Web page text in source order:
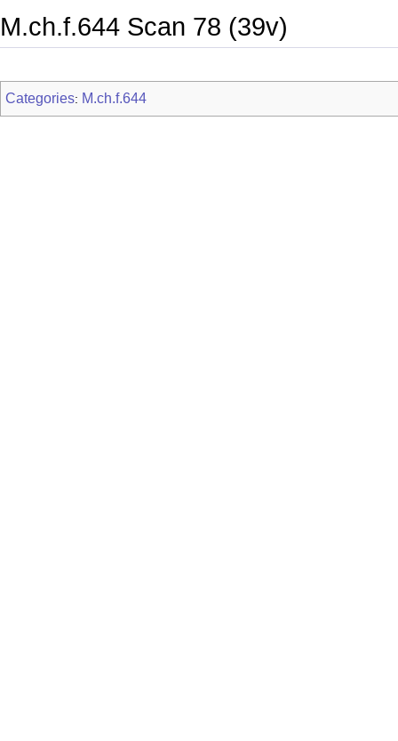
M.ch.f.644 Scan 78 (39v)
Categories: M.ch.f.644